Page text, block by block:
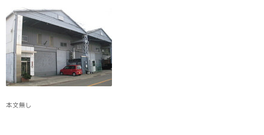
本文無し